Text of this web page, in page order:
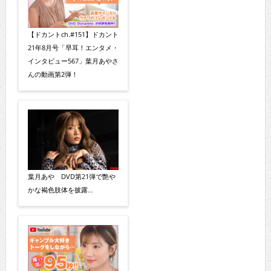
【ドカントch.#151】ドカント
21年8月号「早耳！エンタメ・
インタビュー567」葉月あやさ
んの動画第2弾！
葉月あや DVD第21弾で艶や
かな褐色肢体を披露…